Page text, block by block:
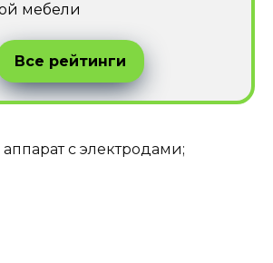
мебели
Все рейтинги
с электродами;